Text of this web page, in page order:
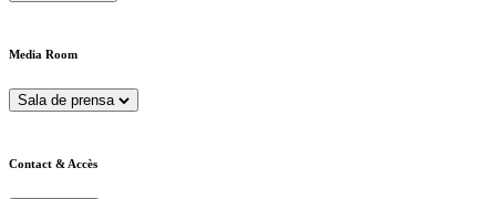
Media Room
Sala de prensa
Contact & Accès